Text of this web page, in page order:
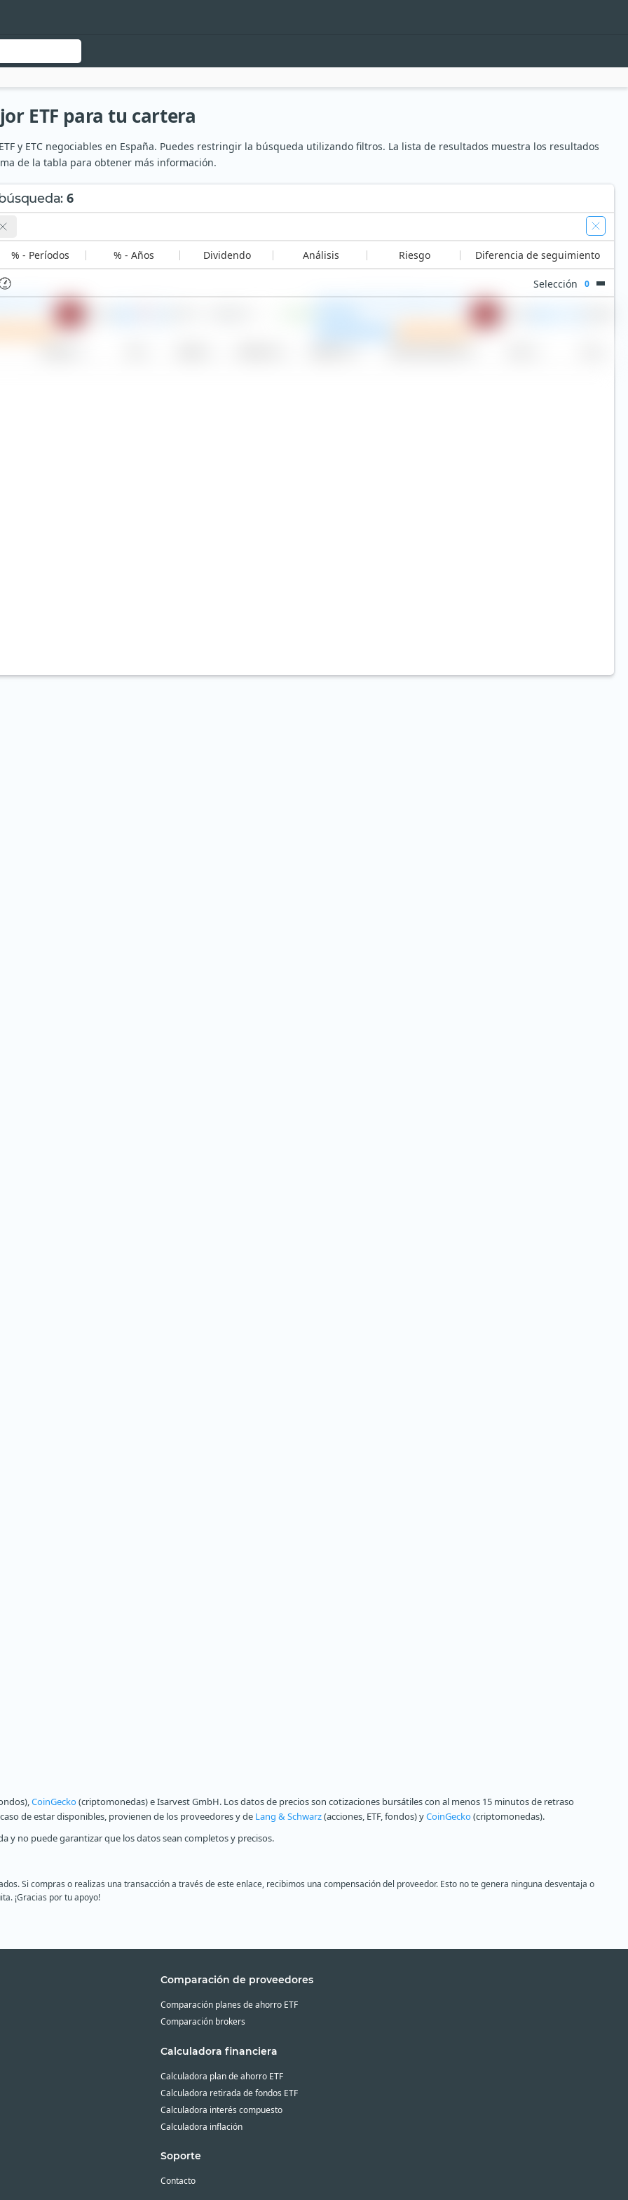
ETF para tu cartera
y ETC negociables en España. Puedes restringir la búsqueda utilizando filtros. La lista de resultados muestra los resultados
de la tabla para obtener más información.
: 6
% - Períodos % - Años Dividendo Análisis Riesgo Diferencia de seguimiento
Selección 0
CoinGecko(criptomonedas) e Isarvest GmbH. Los datos de precios son cotizaciones bursátiles con al menos 15 minutos de retraso
de estar disponibles, provienen de los proveedores y de Lang & Schwarz(acciones, ETF, fondos) yCoinGecko(criptomonedas).
y no puede garantizar que los datos sean completos y precisos.
Si compras o realizas una transacción a través de este enlace, recibimos una compensación del proveedor. Esto no te genera ninguna desventaja o
¡Gracias por tu apoyo!
Comparación de proveedores
Comparación planes de ahorro ETF
Comparación brokers
Calculadora financiera
Calculadora plan de ahorro ETF
Calculadora retirada de fondos ETF
Calculadora interés compuesto
Calculadora inflación
Soporte
Contacto